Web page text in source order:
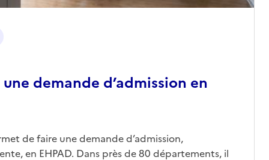
demande d’admission en
de faire une demande d’admission,
en EHPAD. Dans près de 80 départements, il